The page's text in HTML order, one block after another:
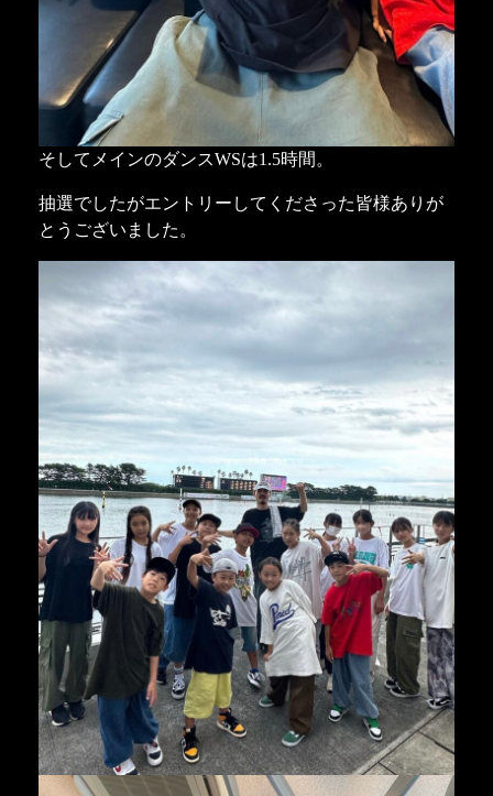
そしてメインのダンスWSは1.5時間。
抽選でしたがエントリーしてくださった皆様ありが
とうございました。